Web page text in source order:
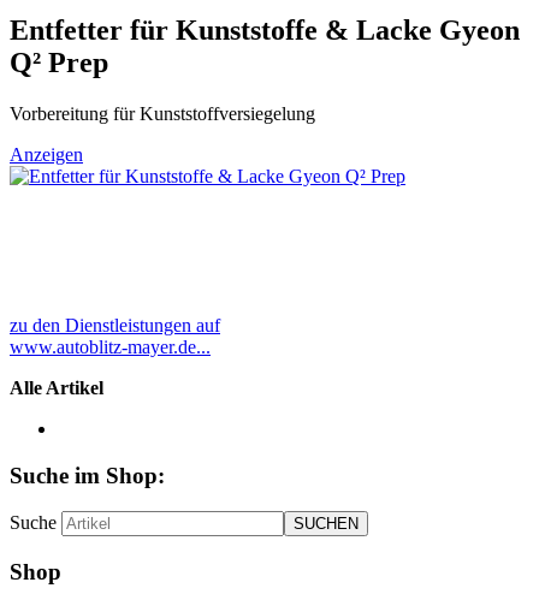
Entfetter für Kunststoffe & Lacke Gyeon
Q² Prep
Vorbereitung für Kunststoffversiegelung
Anzeigen
zu den Dienstleistungen auf
www.autoblitz-mayer.de...
Alle Artikel
Suche im Shop:
Suche
Shop